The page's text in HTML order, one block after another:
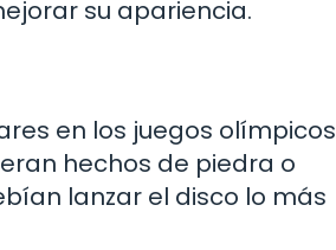
su apariencia.
en los juegos olímpicos
hechos de piedra o
lanzar el disco lo más